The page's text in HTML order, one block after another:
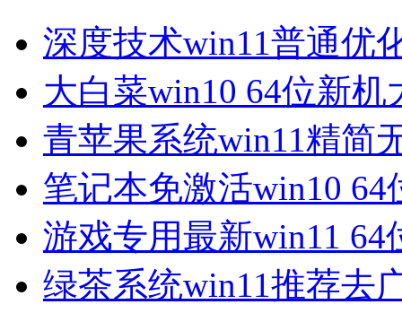
深度技术win11普通优
大白菜win10 64位新
青苹果系统win11精简
笔记本免激活win10
游戏专用最新win11
绿茶系统win11推荐去